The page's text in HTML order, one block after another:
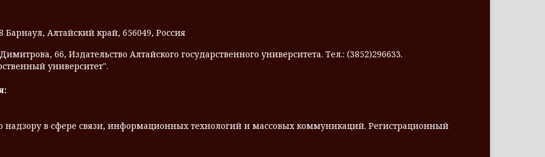
Барнаул, Алтайский край, 656049, Россия
66, Издательство Алтайского государственного университета. Тел.: (3852)296633.
университет".
надзору в сфере связи, информационных технологий и массовых коммуникаций. Регистрационный